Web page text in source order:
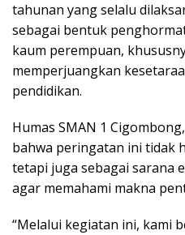
tahunan yang selalu
sebagai bentuk
kaum perempuan,
memperjuangkan
pendidikan.
Humas SMAN 1
bahwa peringatan ini tidak
tetapi juga sebagai sarana
agar memahami makna
“Melalui kegiatan ini, kami